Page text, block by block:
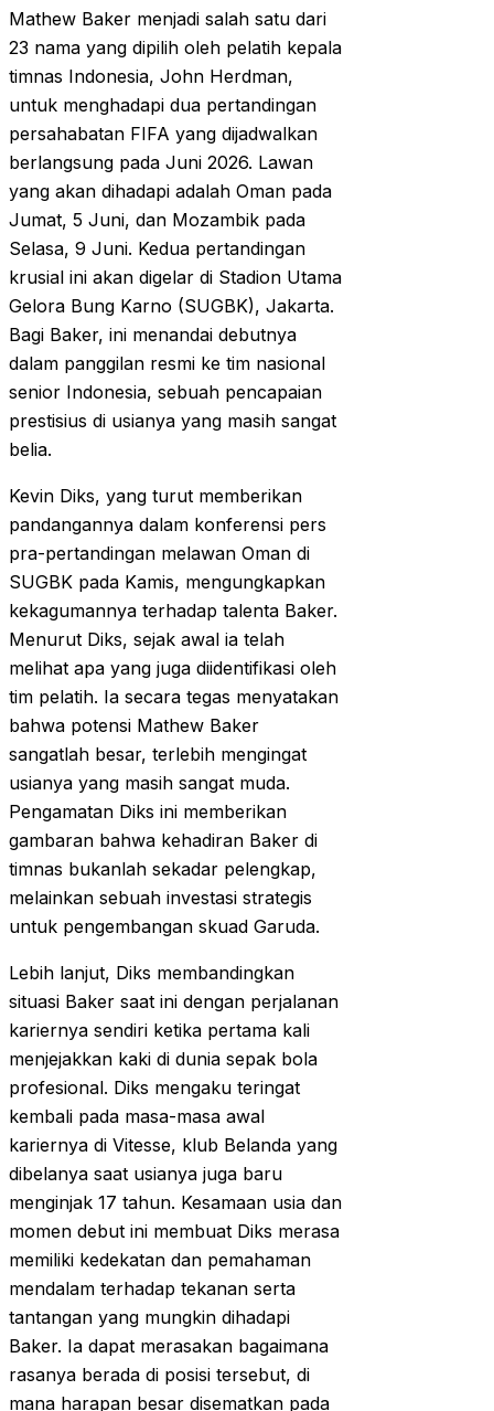
Mathew Baker menjadi salah satu dari
23 nama yang dipilih oleh pelatih kepala
timnas Indonesia, John Herdman,
untuk menghadapi dua pertandingan
persahabatan FIFA yang dijadwalkan
berlangsung pada Juni 2026. Lawan
yang akan dihadapi adalah Oman pada
Jumat, 5 Juni, dan Mozambik pada
Selasa, 9 Juni. Kedua pertandingan
krusial ini akan digelar di Stadion Utama
Gelora Bung Karno (SUGBK), Jakarta.
Bagi Baker, ini menandai debutnya
dalam panggilan resmi ke tim nasional
senior Indonesia, sebuah pencapaian
prestisius di usianya yang masih sangat
belia.
Kevin Diks, yang turut memberikan
pandangannya dalam konferensi pers
pra-pertandingan melawan Oman di
SUGBK pada Kamis, mengungkapkan
kekagumannya terhadap talenta Baker.
Menurut Diks, sejak awal ia telah
melihat apa yang juga diidentifikasi oleh
tim pelatih. Ia secara tegas menyatakan
bahwa potensi Mathew Baker
sangatlah besar, terlebih mengingat
usianya yang masih sangat muda.
Pengamatan Diks ini memberikan
gambaran bahwa kehadiran Baker di
timnas bukanlah sekadar pelengkap,
melainkan sebuah investasi strategis
untuk pengembangan skuad Garuda.
Lebih lanjut, Diks membandingkan
situasi Baker saat ini dengan perjalanan
kariernya sendiri ketika pertama kali
menjejakkan kaki di dunia sepak bola
profesional. Diks mengaku teringat
kembali pada masa-masa awal
kariernya di Vitesse, klub Belanda yang
dibelanya saat usianya juga baru
menginjak 17 tahun. Kesamaan usia dan
momen debut ini membuat Diks merasa
memiliki kedekatan dan pemahaman
mendalam terhadap tekanan serta
tantangan yang mungkin dihadapi
Baker. Ia dapat merasakan bagaimana
rasanya berada di posisi tersebut, di
mana harapan besar disematkan pada